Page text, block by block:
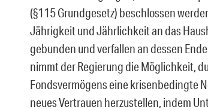
(§115 Grundgesetz) beschlossen
Jährigkeit und Jährlichkeit an das
gebunden und verfallen an dessen
nimmt der Regierung die Möglichkeit,
Fondsvermögens eine krisenbedingte
neues Vertrauen herzustellen, indem